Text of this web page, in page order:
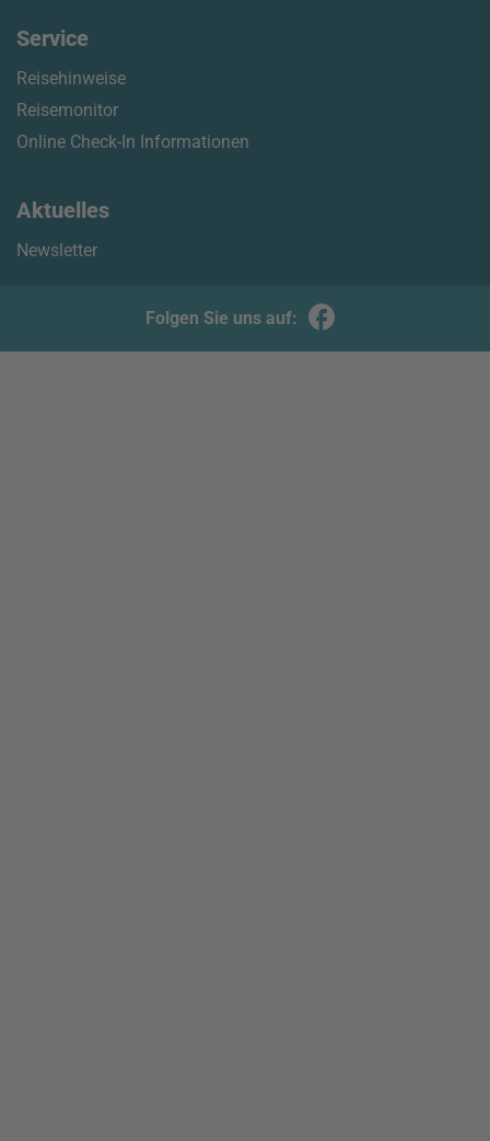
Service
Reisehinweise
Reisemonitor
Online Check-In Informationen
Aktuelles
Newsletter
Folgen Sie uns auf: